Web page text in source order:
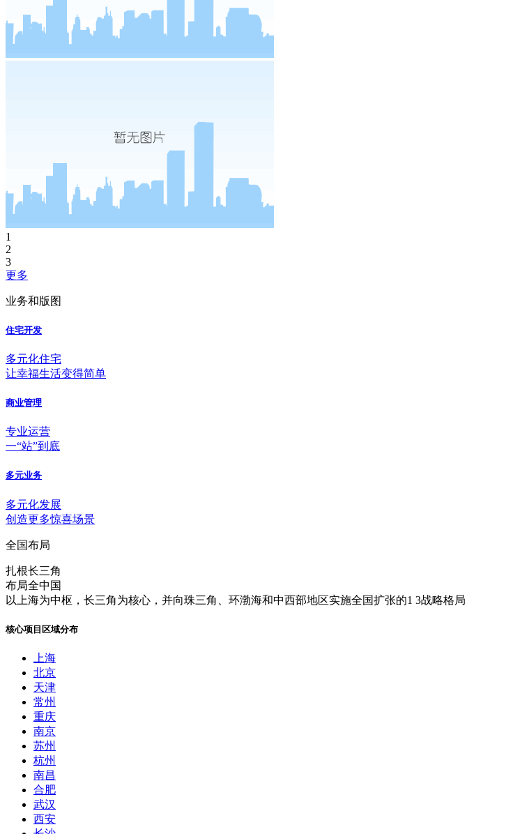
1
2
3
更多
业务和版图
住宅开发
多元化住宅
让幸福生活变得简单
商业管理
专业运营
一“站”到底
多元业务
多元化发展
创造更多惊喜场景
全国布局
扎根长三角
布局全中国
以上海为中枢，长三角为核心，并向珠三角、环渤海和中西部地区实施全国扩张的1 3战略格局
核心项目区域分布
上海
北京
天津
常州
重庆
南京
苏州
杭州
南昌
合肥
武汉
西安